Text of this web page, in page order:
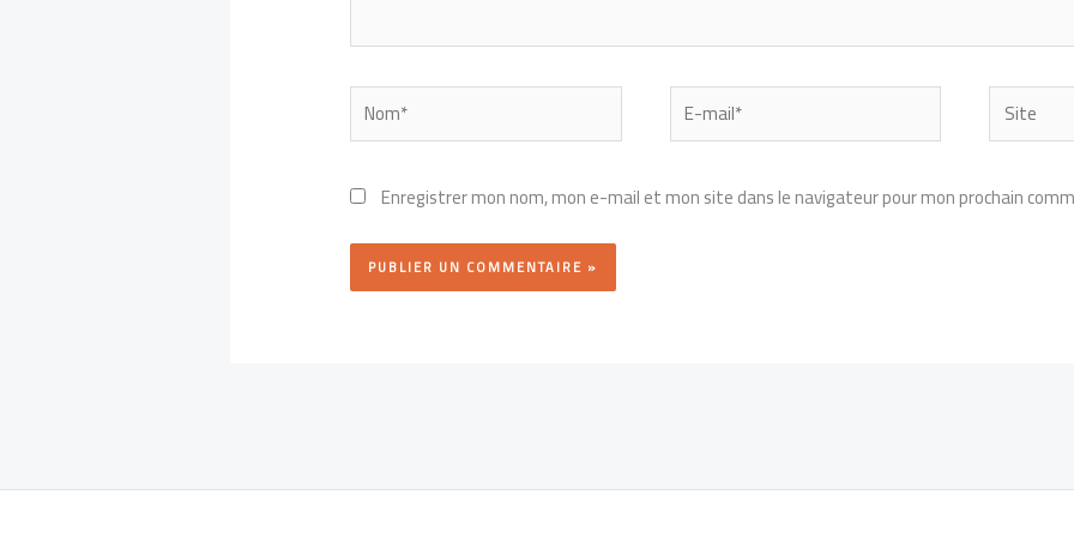
Nom* E-
mail*
Site
Enregistrer mon nom, mon e-mail et mon site dans le navigateur pour mon prochain